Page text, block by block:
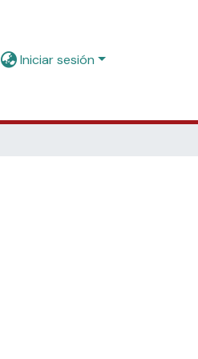
Iniciar sesión